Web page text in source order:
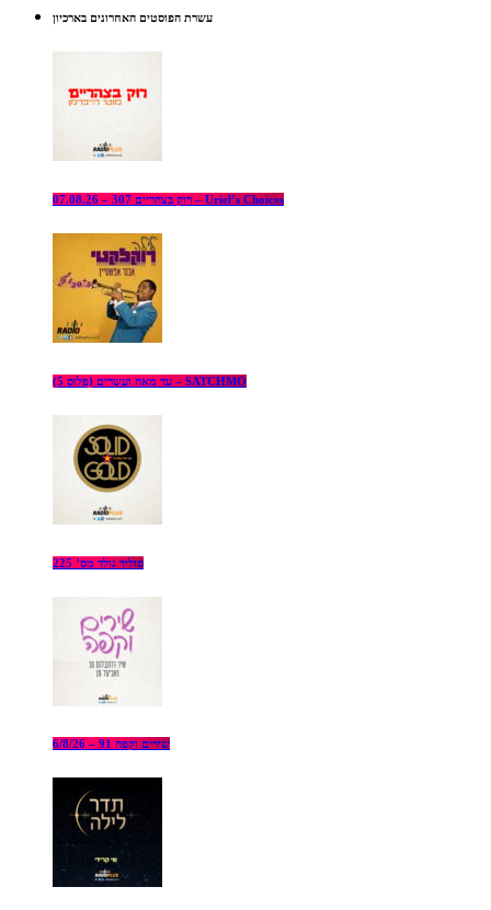
עשרת הפוסטים האחרונים בארכיון
רוק בצהריים 307 – 07.08.26 – Uriel’s Choices
עד מאה ועשרים (פלוס 5) – SATCHMO
סוליד גולד מס’ 225
שירים וקפה 91 – 6/8/26